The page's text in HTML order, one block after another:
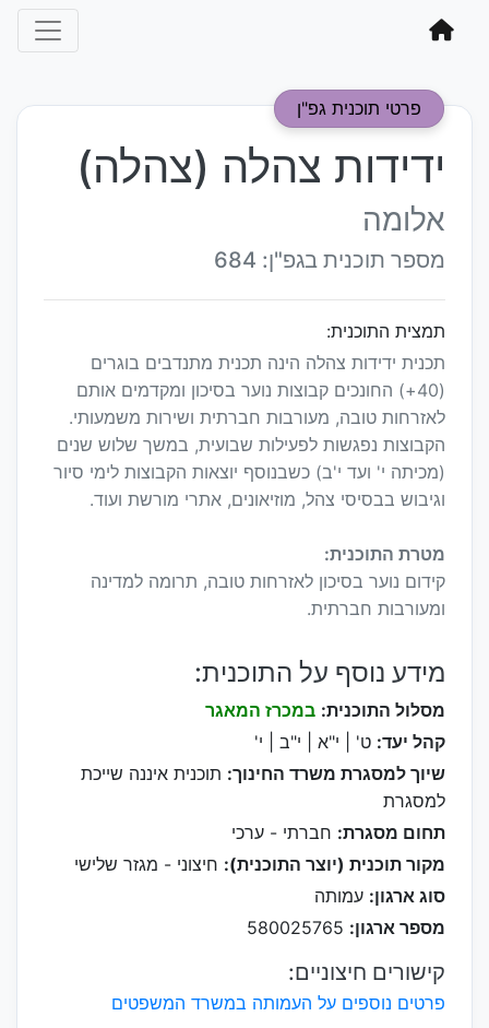
פרטי תוכנית גפ"ן
ידידות צהלה (צהלה)
אלומה
מספר תוכנית בגפ"ן: 684
תמצית התוכנית:
תכנית ידידות צהלה הינה תכנית מתנדבים בוגרים
(40+) החונכים קבוצות נוער בסיכון ומקדמים אותם
לאזרחות טובה, מעורבות חברתית ושירות משמעותי.
הקבוצות נפגשות לפעילות שבועית, במשך שלוש שנים
(מכיתה י' ועד י'ב) כשבנוסף יוצאות הקבוצות לימי סיור
וגיבוש בבסיסי צהל, מוזיאונים, אתרי מורשת ועוד.
מטרת התוכנית:
קידום נוער בסיכון לאזרחות טובה, תרומה למדינה
ומעורבות חברתית.
מידע נוסף על התוכנית:
מסלול התוכנית: במכרז המאגר
קהל יעד: ט' | י"א | י"ב | י'
שיוך למסגרת משרד החינוך: תוכנית איננה שייכת
למסגרת
תחום מסגרת: חברתי - ערכי
מקור תוכנית (יוצר התוכנית): חיצוני - מגזר שלישי
סוג ארגון: עמותה
מספר ארגון:
קישורים חיצוניים:
פרטים נוספים על העמותה במשרד המשפטים